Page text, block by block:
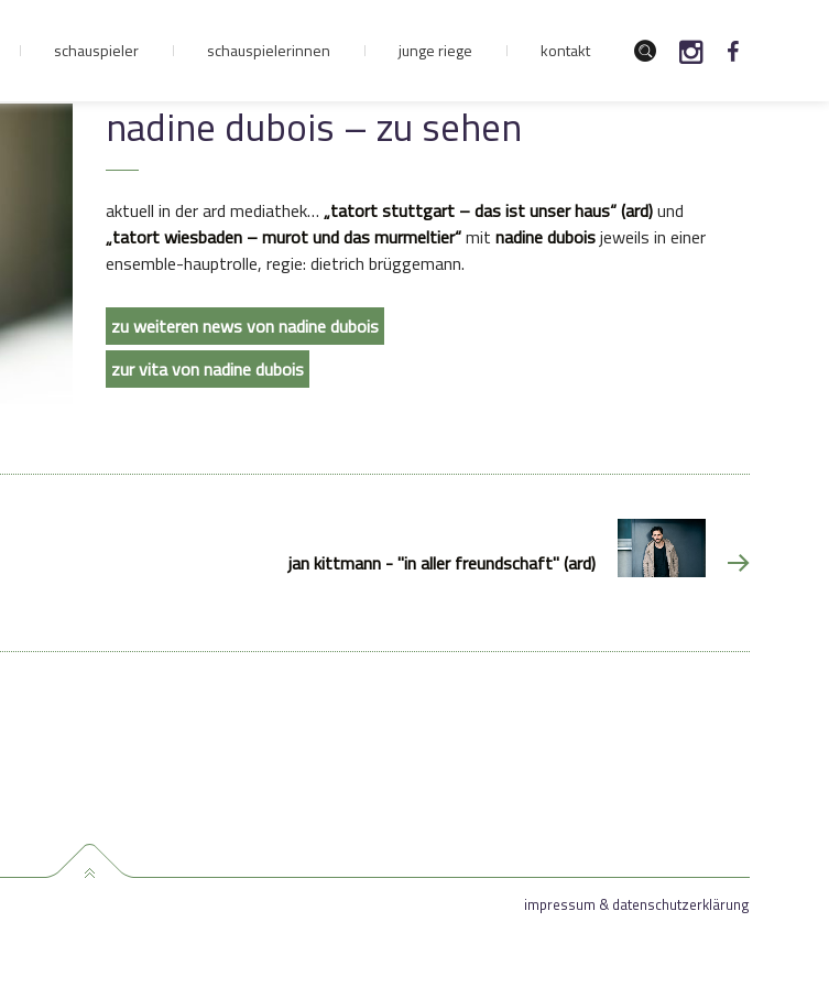
junge riege
kontakt
schauspieler schauspielerinnen junge riege kontakt
nadine dubois – zu sehen
aktuell in der ard mediathek… „tatort stuttgart – das ist unser haus“ (ard)und
„tatort wiesbaden – murot und das murmeltier“mit nadine duboisjeweils in einer
ensemble-hauptrolle, regie: dietrich brüggemann.
zu weiteren news von nadine dubois
zur vita von nadine dubois
jan kittmann - "in aller freundschaft" (ard)
impressum & datenschutzerklärung